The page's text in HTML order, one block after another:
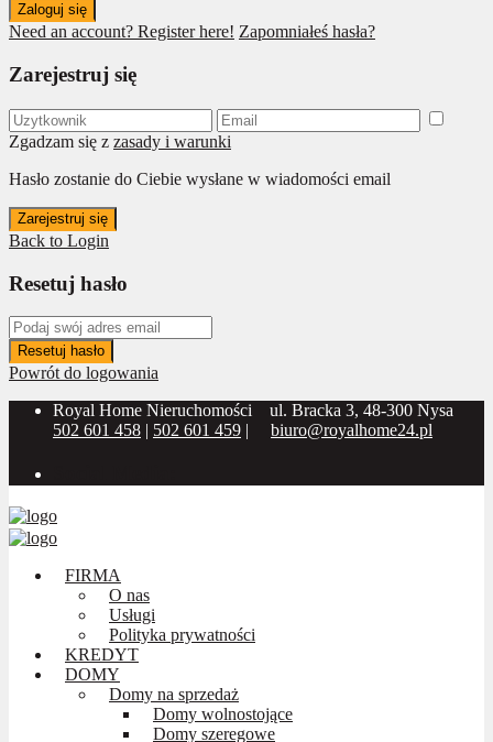
Zaloguj się
Need an account? Register here! Zapomniałeś hasła?
Zarejestruj się
Zgadzam się z zasady i warunki
Hasło zostanie do Ciebie wysłane w wiadomości email
Zarejestruj się
Back to Login
Resetuj hasło
Resetuj hasło
Powrót do logowania
Royal Home Nieruchomości
ul. Bracka 3, 48-300 Nysa
502 601 458 | 502 601 459 | biuro@royalhome24.pl
FIRMA
O nas
Usługi
Polityka prywatności
KREDYT
DOMY
Domy na sprzedaż
Domy wolnostojące
Domy szeregowe